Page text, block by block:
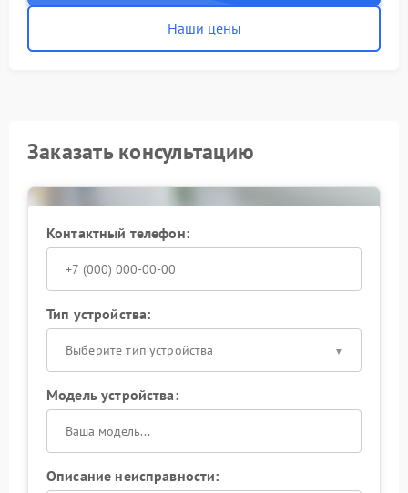
Наши цены
Заказать консультацию
Контактный телефон:
Тип устройства:
Выберите тип устройства
Модель устройства:
Описание неисправности: